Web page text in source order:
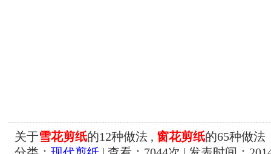
关于雪花剪纸的12种做法 , 窗花剪纸的65种做法